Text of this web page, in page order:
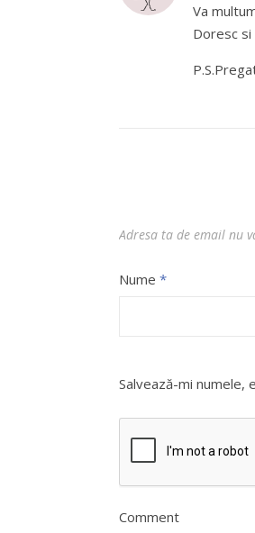
Va
Doresc
Adresa ta de email nu
Nume *
Salvează-mi numele,
Comment